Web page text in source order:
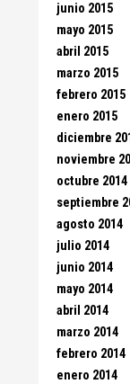
junio 2015
mayo 2015
abril 2015
marzo 2015
febrero 2015
enero 2015
diciembre
noviembre
octubre 2014
septiembre
agosto 2014
julio 2014
junio 2014
mayo 2014
abril 2014
marzo 2014
febrero 2014
enero 2014